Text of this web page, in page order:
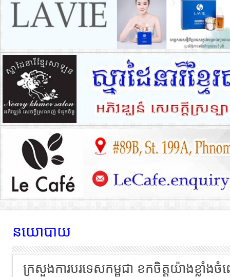
នយោបាយ
ក្រសួង​ការបរទេស​កម្ពុជា​ ខកចិត្ត​យ៉ាង​ខ្លាំង​